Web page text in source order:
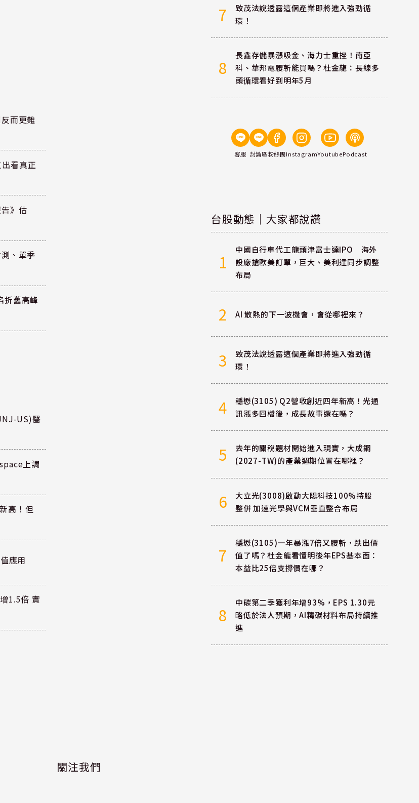
而更難
看真正
》估
、單季
折舊高峰
US)醫
上調
高！但
應用
1.5倍 實
7
致茂法說透露這個產業即將進入強勁循
環！
8
長鑫存儲暴漲吸金、海力士重挫！南亞
科、華邦電腰斬能買嗎？杜金龍：長線多
頭循環看好到明年5月
客服 討論區粉絲團InstagramYoutubePodcast
台股動態｜大家都說讚
1
中國自行車代工龍頭津富士達IPO 海外
設廠搶歐美訂單，巨大、美利達同步調整
布局
2 AI 散熱的下一波機會，會從哪裡來？
3
致茂法說透露這個產業即將進入強勁循
環！
4
穩懋(3105) Q2營收創近四年新高！光通
訊漲多回檔後，成長故事還在嗎？
5
去年的關稅題材開始進入現實，大成鋼
(2027-TW)的產業週期位置在哪裡？
6
大立光(3008)啟動大陽科技100%持股
整併 加速光學與VCM垂直整合布局
7
穩懋(3105)一年暴漲7倍又腰斬，跌出價
值了嗎？杜金龍看懂明後年EPS基本面：
本益比25倍支撐價在哪？
8
中碳第二季獲利年增93%，EPS 1.30元
略低於法人預期，AI精碳材料布局持續推
進
關注我們